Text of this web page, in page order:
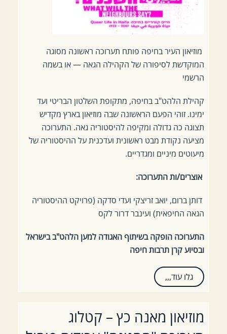
מוזיאון העיר בחיפה פותח תערוכה ראשונה מסוגה
המוקדשת לסיפורה של הקהילה הגאה — או בשמה
הרשמי
קהילת הלהט"ב בחיפה, מתקופת השלטון הבריטי ועד
ימינו. זוהי הפעם הראשונה שבה מוזיאון בארץ מקדיש
תצוגה כה גדולה ומקיפה להיסטוריה גאה. התערוכה
מציעה נקודת מבט ראשונית ועדכנית על ההיסטוריה של
מיעוטים מיניים ומגדריים.
אוצרים/ות התערוכה:
דותן ברום, יואב זריצקי ועדי סדקה (פרויקט ההיסטוריה
הגאה החיפאית) ועינבר דרור לקס
התערוכה הופקה בשיתוף האגודה למען הלהט"ב בישראל
ובסיוע קרן תרבות חיפה
גלו עוד,,,
מוזיאון מאנה כץ – קטלוג